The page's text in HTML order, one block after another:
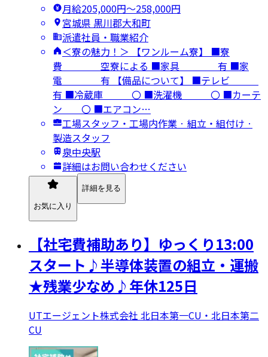
月給205,000円〜258,000円
宮城県 黒川郡大和町
派遣社員・職業紹介
＜寮の魅力！＞ 【ワンルーム寮】 ■寮
費 空寮による ■家具 有 ■家
電 有 【備品について】 ■テレビ
有 ■冷蔵庫 〇 ■洗濯機 〇 ■カーテ
ン 〇 ■エアコン…
工場スタッフ・工場内作業 · 組立・組付け ·
製造スタッフ
泉中央駅
詳細はお問い合わせください
お気に入り
詳細を見る
【社宅費補助あり】ゆっくり13:00
スタート♪半導体装置の組立・運搬
★残業少なめ♪年休125日
UTエージェント株式会社 北日本第一CU・北日本第二
CU